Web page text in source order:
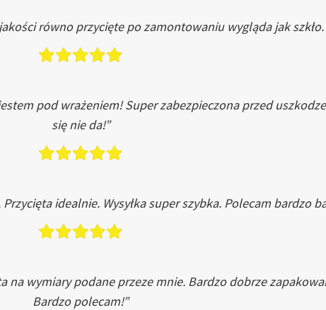
równo przycięte po zamontowaniu wygląda jak szkło.
pod wrażeniem! Super zabezpieczona przed
się nie da!”
idealnie. Wysyłka super szybka. Polecam bardzo
na wymiary podane przeze mnie. Bardzo dobrze
Bardzo polecam!”